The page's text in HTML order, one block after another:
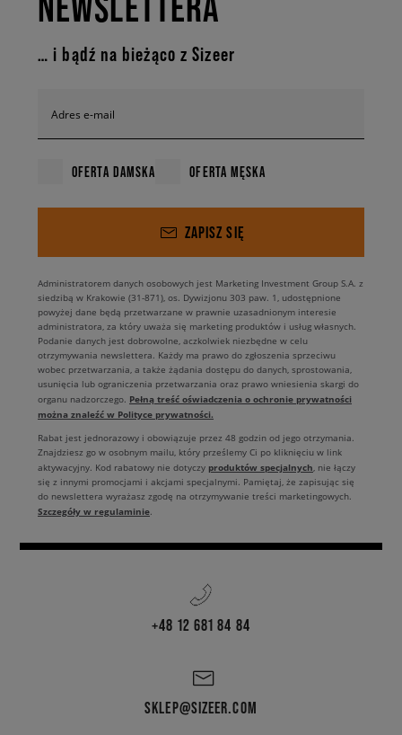
… i bądź na bieżąco z Sizeer
Adres e-mail
OFERTA DAMSKA OFERTA MĘSKA
ZAPISZ SIĘ
Administratorem danych osobowych jest Marketing Investment Group S.A. z
siedzibą w Krakowie (31-871), os. Dywizjonu 303 paw. 1, udostępnione
powyżej dane będą przetwarzane w prawnie uzasadnionym interesie
administratora, za który uważa się marketing produktów i usług własnych.
Podanie danych jest dobrowolne, aczkolwiek niezbędne w celu
otrzymywania newslettera. Każdy ma prawo do zgłoszenia sprzeciwu
wobec przetwarzania, a także żądania dostępu do danych, sprostowania,
usunięcia lub ograniczenia przetwarzania oraz prawo wniesienia skargi do
organu nadzorczego. Pełną treść oświadczenia o ochronie prywatności
można znaleźć w Polityce prywatności.
Rabat jest jednorazowy i obowiązuje przez 48 godzin od jego otrzymania.
Znajdziesz go w osobnym mailu, który prześlemy Ci po kliknięciu w link
aktywacyjny. Kod rabatowy nie dotyczy produktów specjalnych, nie łączy
się z innymi promocjami i akcjami specjalnymi. Pamiętaj, że zapisując się
do newslettera wyrażasz zgodę na otrzymywanie treści marketingowych.
Szczegóły w regulaminie.
+48 12 681 84 84
SKLEP@SIZEER.COM